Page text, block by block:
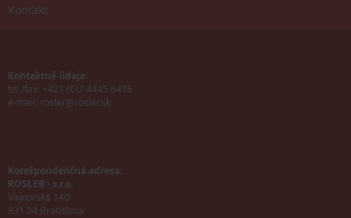
Kontakt
Kontaktné údaje:
tel./fax: +421 (0)2 4445 6436
e-mail: rosler@rosler.sk
Korešpondenčná adresa:
ROSLER - s.r.o.
Vajnorská 140
831 04 Bratislava